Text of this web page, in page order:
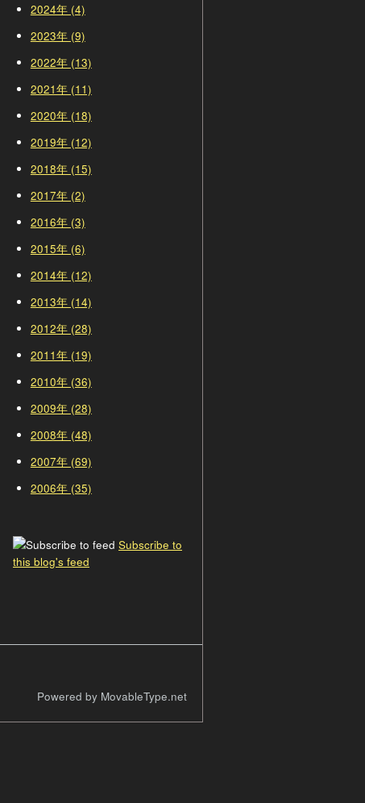
2024年 (4)
2023年 (9)
2022年 (13)
2021年 (11)
2020年 (18)
2019年 (12)
2018年 (15)
2017年 (2)
2016年 (3)
2015年 (6)
2014年 (12)
2013年 (14)
2012年 (28)
2011年 (19)
2010年 (36)
2009年 (28)
2008年 (48)
2007年 (69)
2006年 (35)
Subscribe to
this blog's feed
Powered by MovableType.net